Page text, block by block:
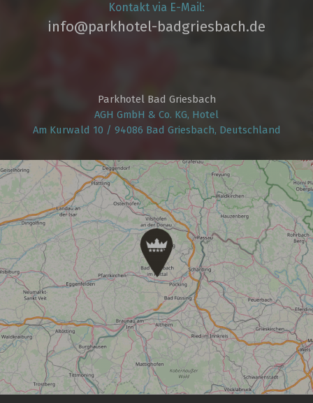
Kontakt via E-Mail:
info@parkhotel­-badgriesbach.de
Parkhotel Bad Griesbach
AGH GmbH & Co. KG, Hotel
Am Kurwald 10 / 94086 Bad Griesbach, Deutschland